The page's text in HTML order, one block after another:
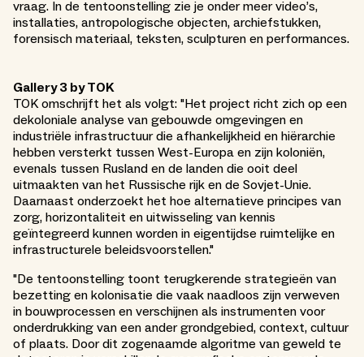
vraag. In de tentoonstelling zie je onder meer video’s,
installaties, antropologische objecten, archiefstukken,
forensisch materiaal, teksten, sculpturen en performances.
Gallery 3 by TOK
TOK omschrijft het als volgt: "Het project richt zich op een
dekoloniale analyse van gebouwde omgevingen en
industriële infrastructuur die afhankelijkheid en hiërarchie
hebben versterkt tussen West-Europa en zijn koloniën,
evenals tussen Rusland en de landen die ooit deel
uitmaakten van het Russische rijk en de Sovjet-Unie.
Daarnaast onderzoekt het hoe alternatieve principes van
zorg, horizontaliteit en uitwisseling van kennis
geïntegreerd kunnen worden in eigentijdse ruimtelijke en
infrastructurele beleidsvoorstellen."
"De tentoonstelling toont terugkerende strategieën van
bezetting en kolonisatie die vaak naadloos zijn verweven
in bouwprocessen en verschijnen als instrumenten voor
onderdrukking van een ander grondgebied, context, cultuur
of plaats. Door dit zogenaamde algoritme van geweld te